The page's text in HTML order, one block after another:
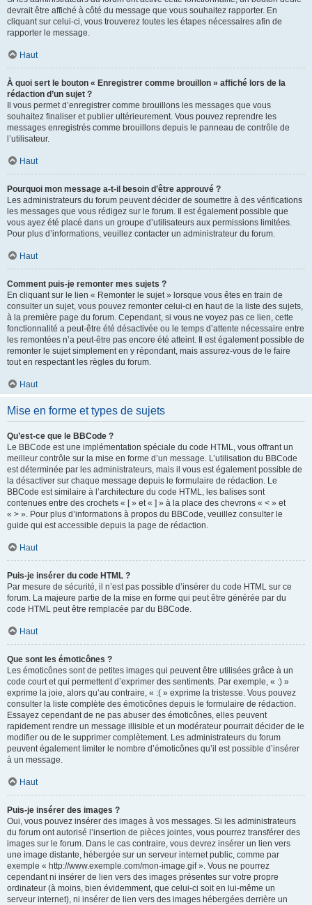
devrait être affiché à côté du message que vous souhaitez rapporter. En
cliquant sur celui-ci, vous trouverez toutes les étapes nécessaires afin de
rapporter le message.
Haut
À quoi sert le bouton « Enregistrer comme brouillon » affiché lors de la
rédaction d’un sujet ?
Il vous permet d’enregistrer comme brouillons les messages que vous
souhaitez finaliser et publier ultérieurement. Vous pouvez reprendre les
messages enregistrés comme brouillons depuis le panneau de contrôle de
l’utilisateur.
Haut
Pourquoi mon message a-t-il besoin d’être approuvé ?
Les administrateurs du forum peuvent décider de soumettre à des vérifications
les messages que vous rédigez sur le forum. Il est également possible que
vous ayez été placé dans un groupe d’utilisateurs aux permissions limitées.
Pour plus d’informations, veuillez contacter un administrateur du forum.
Haut
Comment puis-je remonter mes sujets ?
En cliquant sur le lien « Remonter le sujet » lorsque vous êtes en train de
consulter un sujet, vous pouvez remonter celui-ci en haut de la liste des sujets,
à la première page du forum. Cependant, si vous ne voyez pas ce lien, cette
fonctionnalité a peut-être été désactivée ou le temps d’attente nécessaire entre
les remontées n’a peut-être pas encore été atteint. Il est également possible de
remonter le sujet simplement en y répondant, mais assurez-vous de le faire
tout en respectant les règles du forum.
Haut
Mise en forme et types de sujets
Qu’est-ce que le BBCode ?
Le BBCode est une implémentation spéciale du code HTML, vous offrant un
meilleur contrôle sur la mise en forme d’un message. L’utilisation du BBCode
est déterminée par les administrateurs, mais il vous est également possible de
la désactiver sur chaque message depuis le formulaire de rédaction. Le
BBCode est similaire à l’architecture du code HTML, les balises sont
contenues entre des crochets « [ » et « ] » à la place des chevrons « < » et
« > ». Pour plus d’informations à propos du BBCode, veuillez consulter le
guide qui est accessible depuis la page de rédaction.
Haut
Puis-je insérer du code HTML ?
Par mesure de sécurité, il n’est pas possible d’insérer du code HTML sur ce
forum. La majeure partie de la mise en forme qui peut être générée par du
code HTML peut être remplacée par du BBCode.
Haut
Que sont les émoticônes ?
Les émoticônes sont de petites images qui peuvent être utilisées grâce à un
code court et qui permettent d’exprimer des sentiments. Par exemple, « :) »
exprime la joie, alors qu’au contraire, « :( » exprime la tristesse. Vous pouvez
consulter la liste complète des émoticônes depuis le formulaire de rédaction.
Essayez cependant de ne pas abuser des émoticônes, elles peuvent
rapidement rendre un message illisible et un modérateur pourrait décider de le
modifier ou de le supprimer complètement. Les administrateurs du forum
peuvent également limiter le nombre d’émoticônes qu’il est possible d’insérer
à un message.
Haut
Puis-je insérer des images ?
Oui, vous pouvez insérer des images à vos messages. Si les administrateurs
du forum ont autorisé l’insertion de pièces jointes, vous pourrez transférer des
images sur le forum. Dans le cas contraire, vous devrez insérer un lien vers
une image distante, hébergée sur un serveur internet public, comme par
exemple « http://www.exemple.com/mon-image.gif ». Vous ne pourrez
cependant ni insérer de lien vers des images présentes sur votre propre
ordinateur (à moins, bien évidemment, que celui-ci soit en lui-même un
serveur internet), ni insérer de lien vers des images hébergées derrière un